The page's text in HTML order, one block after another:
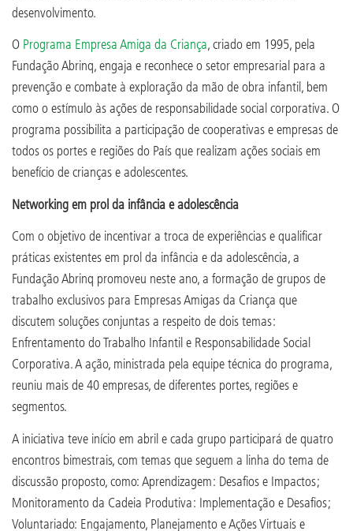
desenvolvimento.
O Programa Empresa Amiga da Criança, criado em 1995, pela
Fundação Abrinq, engaja e reconhece o setor empresarial para a
prevenção e combate à exploração da mão de obra infantil, bem
como o estímulo às ações de responsabilidade social corporativa. O
programa possibilita a participação de cooperativas e empresas de
todos os portes e regiões do País que realizam ações sociais em
benefício de crianças e adolescentes.
Networking em prol da infância e adolescência
Com o objetivo de incentivar a troca de experiências e qualificar
práticas existentes em prol da infância e da adolescência, a
Fundação Abrinq promoveu neste ano, a formação de grupos de
trabalho exclusivos para Empresas Amigas da Criança que
discutem soluções conjuntas a respeito de dois temas:
Enfrentamento do Trabalho Infantil e Responsabilidade Social
Corporativa. A ação, ministrada pela equipe técnica do programa,
reuniu mais de 40 empresas, de diferentes portes, regiões e
segmentos.
A iniciativa teve início em abril e cada grupo participará de quatro
encontros bimestrais, com temas que seguem a linha do tema de
discussão proposto, como: Aprendizagem: Desafios e Impactos;
Monitoramento da Cadeia Produtiva: Implementação e Desafios;
Voluntariado: Engajamento, Planejamento e Ações Virtuais e